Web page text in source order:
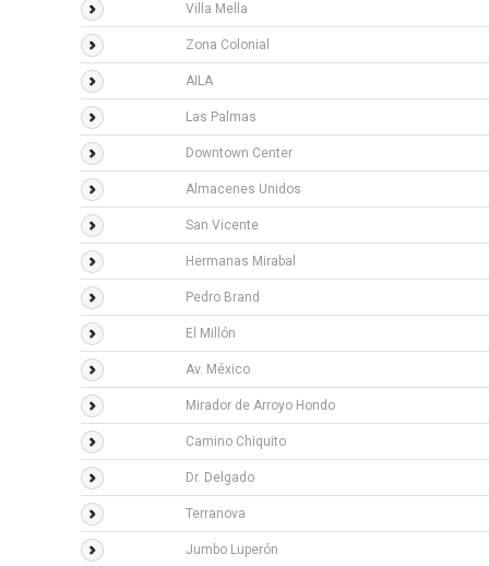
Villa Mella
Zona Colonial
AILA
Las Palmas
Downtown Center
Almacenes Unidos
San Vicente
Hermanas Mirabal
Pedro Brand
El Millón
Av. México
Mirador de Arroyo Hondo
Camino Chiquito
Dr. Delgado
Terranova
Jumbo Luperón